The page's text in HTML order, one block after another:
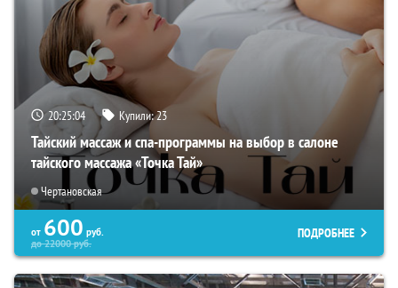
20:25:03 Купили:23
Тайский массаж и спа-программы на выбор в салоне
тайского массажа «Точка Тай»
Чертановская
от 600 руб.
до22000руб.
ПОДРОБНЕЕ